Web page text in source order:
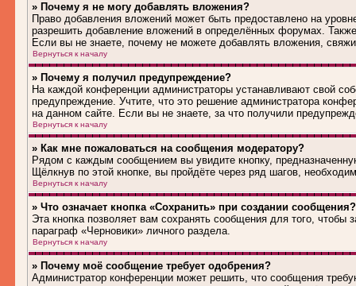
» Почему я не могу добавлять вложения?
Право добавления вложений может быть предоставлено на
разрешить добавление вложений в определённых форумах.
Если вы не знаете, почему не можете добавлять вложения,
Вернуться к началу
» Почему я получил предупреждение?
На каждой конференции администраторы устанавливают свой
предупреждение. Учтите, что это решение администратора
на данном сайте. Если вы не знаете, за что получили
Вернуться к началу
» Как мне пожаловаться на сообщения модератору?
Рядом с каждым сообщением вы увидите кнопку,
Щёлкнув по этой кнопке, вы пройдёте через ряд шагов,
Вернуться к началу
» Что означает кнопка «Сохранить» при создании сообщения?
Эта кнопка позволяет вам сохранять сообщения для того, чтобы
параграф «Черновики» личного раздела.
Вернуться к началу
» Почему моё сообщение требует одобрения?
Администратор конференции может решить, что сообщения